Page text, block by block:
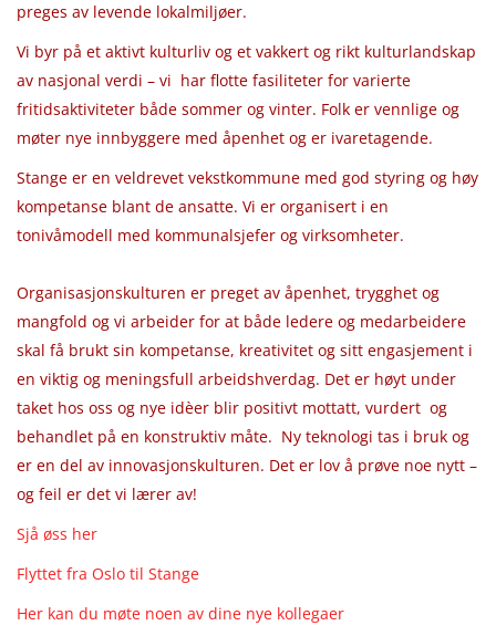
preges av levende lokalmiljøer.
Vi byr på et aktivt kulturliv og et vakkert og rikt kulturlandskap
av nasjonal verdi – vi har flotte fasiliteter for varierte
fritidsaktiviteter både sommer og vinter. Folk er vennlige og
møter nye innbyggere med åpenhet og er ivaretagende.
Stange er en veldrevet vekstkommune med god styring og høy
kompetanse blant de ansatte. Vi er organisert i en
tonivåmodell med kommunalsjefer og virksomheter.
Organisasjonskulturen er preget av åpenhet, trygghet og
mangfold og vi arbeider for at både ledere og medarbeidere
skal få brukt sin kompetanse, kreativitet og sitt engasjement i
en viktig og meningsfull arbeidshverdag. Det er høyt under
taket hos oss og nye idèer blir positivt mottatt, vurdert og
behandlet på en konstruktiv måte. Ny teknologi tas i bruk og
er en del av innovasjonskulturen. Det er lov å prøve noe nytt –
og feil er det vi lærer av!
Sjå øss her
Flyttet fra Oslo til Stange
Her kan du møte noen av dine nye kollegaer